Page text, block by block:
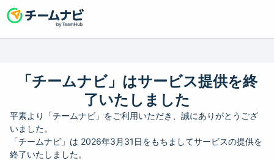
「チームナビ」はサービス提供を終
了いたしました
平素より「チームナビ」をご利用いただき、誠にありがとうござ
いました。
「チームナビ」は 2026年3月31日をもちましてサービスの提供を
終了いたしました。